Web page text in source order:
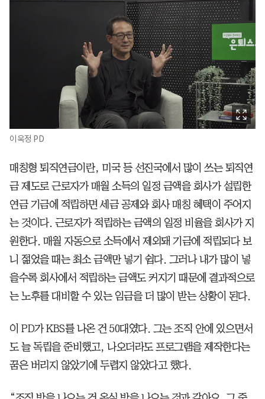
이욱정 PD
매칭형 퇴직연금이란, 미국 등 선진국에서 많이 쓰는 퇴직연
금 제도로 근로자가 매월 소득의 일정 금액을 회사가 설립한
연금 기금에 적립하면 세금 공제와 회사 매칭 혜택이 주어지
는 것이다. 근로자가 적립하는 금액의 일정 비율을 회사가 지
원한다. 매월 자동으로 소득에서 제외돼 기금에 적립되다 보
니 젊었을 때는 최소 금액만 넣기 쉽다. 그러나 내가 많이 넣
을수록 회사에서 적립하는 금액도 커지기 때문에 결과적으로
는 노후를 대비할 수 있는 임금을 더 많이 받는 상황이 된다.
이 PD가 KBS를 나온 건 50대였다. 그는 조직 안에 있으면서
도 늘 독립을 준비했고, 나오더라도 프로그램을 제작한다는
꿈은 버리지 않았기에 두렵지 않았다고 했다.